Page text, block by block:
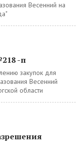
Весенний на
-п
закупок для
Весенний
области